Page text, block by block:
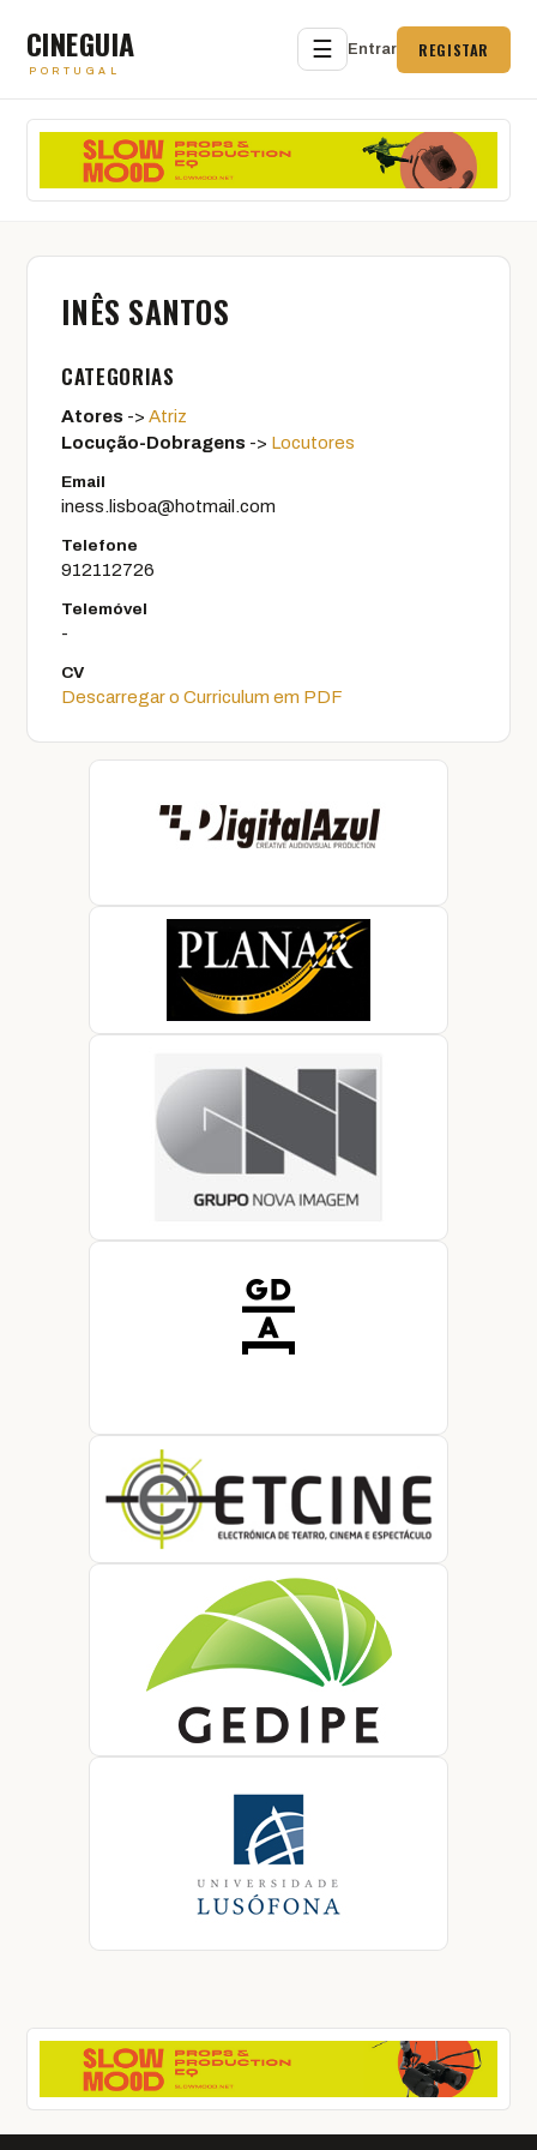
CINEGUIA
PORTUGAL
☰ Entrar REGISTAR
INÊS SANTOS
CATEGORIAS
Atores -> Atriz
Locução-Dobragens -> Locutores
Email
iness.lisboa@hotmail.com
Telefone
912112726
Telemóvel
-
CV
Descarregar o Curriculum em PDF